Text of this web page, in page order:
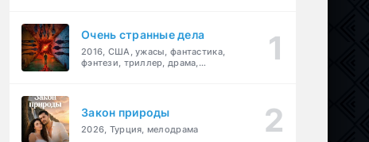
Очень странные дела
2016, США, ужасы, фантастика,
фэнтези, триллер, драма,
Закон природы
2026, Турция, мелодрама